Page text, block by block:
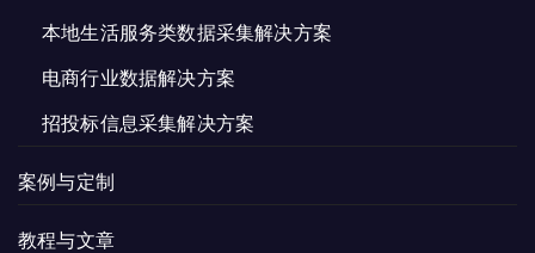
本地生活服务类数据采集解决方案
电商行业数据解决方案
招投标信息采集解决方案
案例与定制
教程与文章